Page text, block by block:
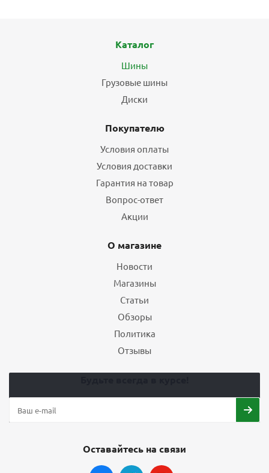
Каталог
Шины
Грузовые шины
Диски
Покупателю
Условия оплаты
Условия доставки
Гарантия на товар
Вопрос-ответ
Акции
О магазине
Новости
Магазины
Статьи
Обзоры
Политика
Отзывы
Оставайтесь на связи